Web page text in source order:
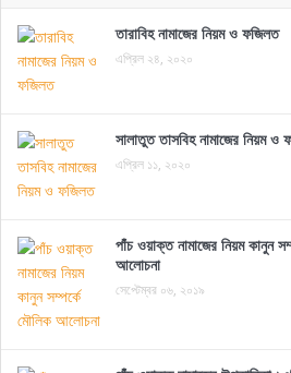
তারাবিহ নামাজের নিয়ম ও ফজিলত
এপ্রিল ২৪, ২০২০
সালাতুত তাসবিহ নামাজের নিয়ম ও
এপ্রিল ১১, ২০২০
পাঁচ ওয়াক্ত নামাজের নিয়ম কানুন
আলোচনা
সেপ্টেম্বর ০৬, ২০১৯